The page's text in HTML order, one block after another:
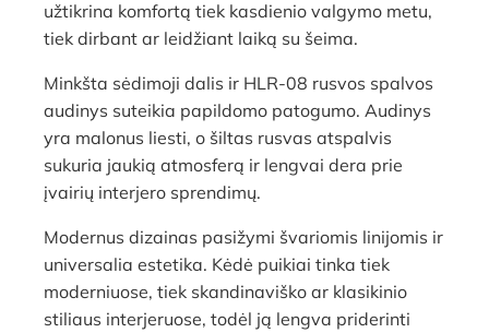
užtikrina komfortą tiek kasdienio valgymo metu,
tiek dirbant ar leidžiant laiką su šeima.
Minkšta sėdimoji dalis ir HLR-08 rusvos spalvos
audinys suteikia papildomo patogumo. Audinys
yra malonus liesti, o šiltas rusvas atspalvis
sukuria jaukią atmosferą ir lengvai dera prie
įvairių interjero sprendimų.
Modernus dizainas pasižymi švariomis linijomis ir
universalia estetika. Kėdė puikiai tinka tiek
moderniuose, tiek skandinaviško ar klasikinio
stiliaus interjeruose, todėl ją lengva priderinti